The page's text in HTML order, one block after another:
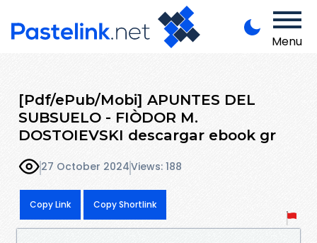
Menu
[Pdf/ePub/Mobi] APUNTES DEL
SUBSUELO - FIÒDOR M.
DOSTOIEVSKI descargar ebook gr
27 October 2024Views: 188
Copy Link Copy Shortlink